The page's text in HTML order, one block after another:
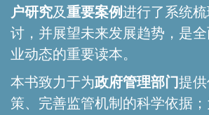
户研究及重要案例进行了系统
讨，并展望未来发展趋势，是
业动态的重要读本。
本书致力于为政府管理部门提
策、完善监管机制的科学依据；